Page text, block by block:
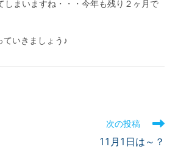
しまいますね・・・今年も残り２ヶ月で
いきましょう♪
次の投稿
11月1日は～？